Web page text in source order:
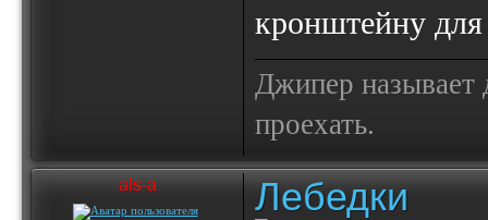
кронштейну для
Джипер называет
проехать.
als-a Лебедки